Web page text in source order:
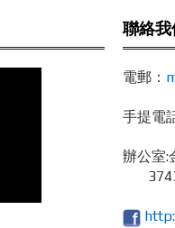
聯絡我
電郵：
手提電
辦公室: